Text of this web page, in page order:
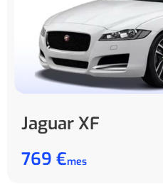
Jaguar XF
769 €mes